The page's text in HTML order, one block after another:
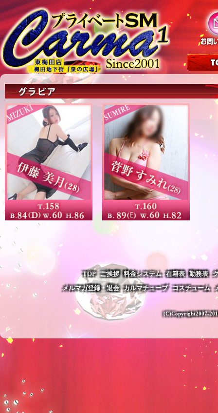
LOOK >> LOOK >>
TOP ご挨拶 料金システム 在籍表 勤務表
メルマガ登録・退会 カルマチューブ コスチューム
(C)Copyright2007-